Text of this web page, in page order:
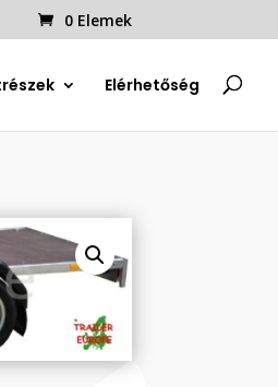
0 Elemek
Elérhetőség